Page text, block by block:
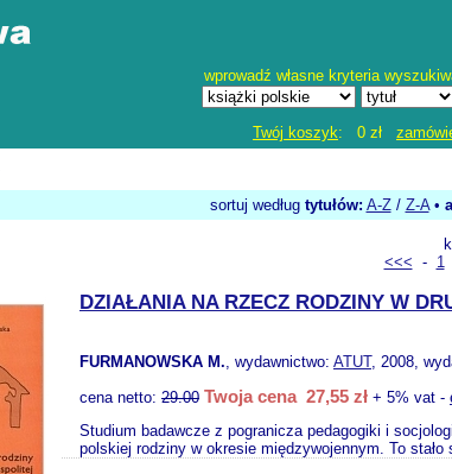
wprowadź własne kryteria
Twój koszyk: 0 zł
sortuj według tytułów: A-Z/ Z-A•
<<< - 1
DZIAŁANIA NA RZECZ RODZINY W
FURMANOWSKA M., wydawnictwo: ATUT, 2008,
cena netto: 29.00 Twoja cena 27,55 zł + 5% vat -
Studium badawcze z pogranicza pedagogiki i
polskiej rodziny w okresie międzywojennym. To stało